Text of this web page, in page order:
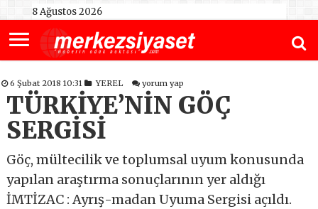
8 Ağustos 2026
6 Şubat 2018 10:31 YEREL yorum yap
TÜRKİYE’NİN GÖÇ
SERGİSİ
Göç, mültecilik ve toplumsal uyum konusunda
yapılan araştırma sonuçlarının yer aldığı
İMTİZAC : Ayrış-madan Uyuma Sergisi açıldı.